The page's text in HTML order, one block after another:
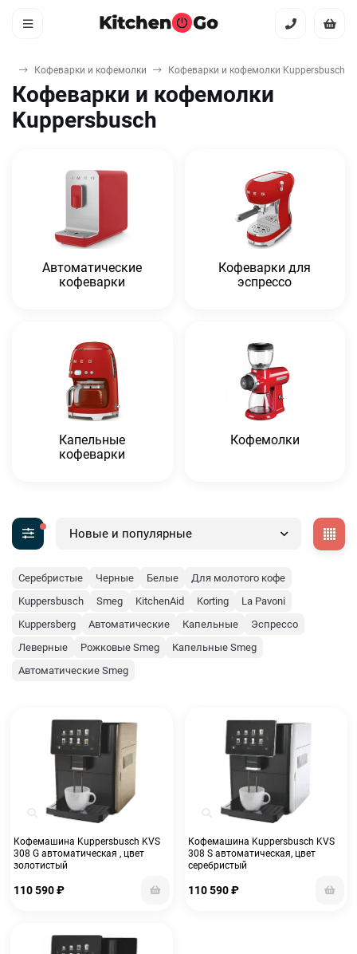
Кофеварки и кофемолки Кофеварки и кофемолки Kuppersbusch
Кофеварки и кофемолки
Kuppersbusch
Автоматические
кофеварки
Кофеварки для
эспрессо
Капельные
кофеварки
Кофемолки
Новые и популярные
Серебристые Черные Белые
Для молотого кофе
Kuppersbusch
Smeg KitchenAid Korting
La Pavoni
Kuppersberg
Автоматические Капельные
Эспрессо
Леверные
Рожковые Smeg
Капельные Smeg
Автоматические Smeg
Кофемашина Kuppersbusch KVS
308 G автоматическая , цвет
золотистый
110 590₽
Кофемашина Kuppersbusch KVS
308 S автоматическая, цвет
серебристый
110 590₽